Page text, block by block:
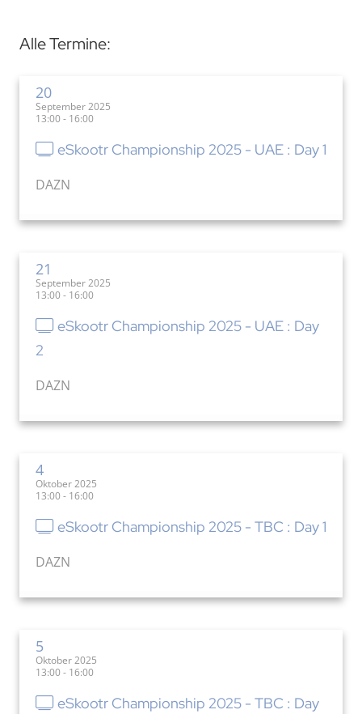
Alle Termine:
20
September 2025
13:00 - 16:00
eSkootr Championship 2025 - UAE : Day 1
DAZN
21
September 2025
13:00 - 16:00
eSkootr Championship 2025 - UAE : Day
2
DAZN
4
Oktober 2025
13:00 - 16:00
eSkootr Championship 2025 - TBC : Day 1
DAZN
5
Oktober 2025
13:00 - 16:00
eSkootr Championship 2025 - TBC : Day